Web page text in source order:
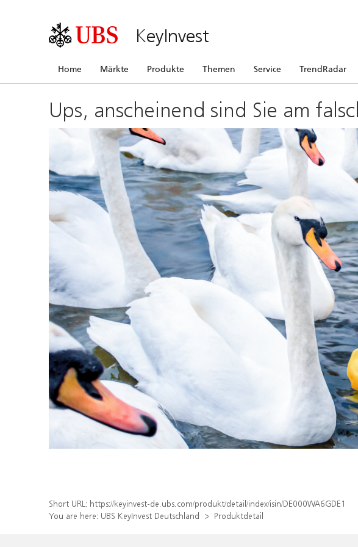
KeyInvest
Home Märkte Produkte Themen Service TrendRadar
Ups, anscheinend sind Sie am
Short URL: https://keyinvest-de.ubs.com/produkt/detail/index/isin/DE000WA6GDE1
You are here: UBS KeyInvest Deutschland Produktdetail